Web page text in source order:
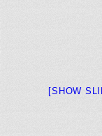
[SHOW